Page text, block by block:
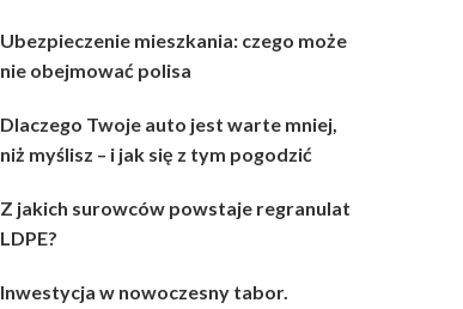
Ubezpieczenie mieszkania: czego może
nie obejmować polisa
Dlaczego Twoje auto jest warte mniej,
niż myślisz – i jak się z tym pogodzić
Z jakich surowców powstaje regranulat
LDPE?
Inwestycja w nowoczesny tabor.